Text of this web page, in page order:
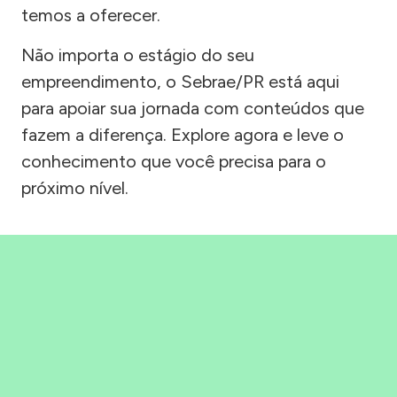
temos a oferecer.
Não importa o estágio do seu
empreendimento, o Sebrae/PR está aqui
para apoiar sua jornada com conteúdos que
fazem a diferença. Explore agora e leve o
conhecimento que você precisa para o
próximo nível.